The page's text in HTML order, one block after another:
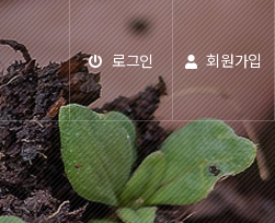
로그인 회원가입